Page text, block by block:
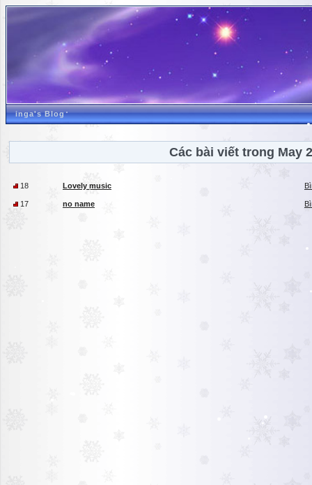
inga's Blog
Các bài viết trong May
18 Lovely music
17 no name